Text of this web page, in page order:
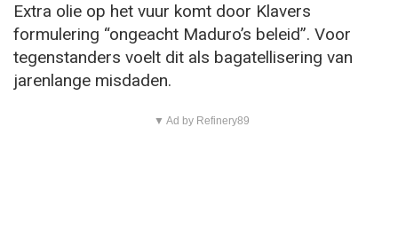
Extra olie op het vuur komt door Klavers
formulering “ongeacht Maduro’s beleid”. Voor
tegenstanders voelt dit als bagatellisering van
jarenlange misdaden.
▼ Ad by Refinery89